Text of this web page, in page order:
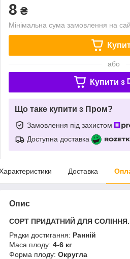
8 ₴
Мінімальна сума замовлення на
або
Купити з
Що таке купити з Пром?
Замовлення під захистом
Доступна доставка
Доставка
Опис
СОРТ ПРИДАТНИЙ ДЛЯ СОЛІННЯ.
Рядки достигання: Ранній
Маса плоду: 4-6 кг
Форма плоду: Округла